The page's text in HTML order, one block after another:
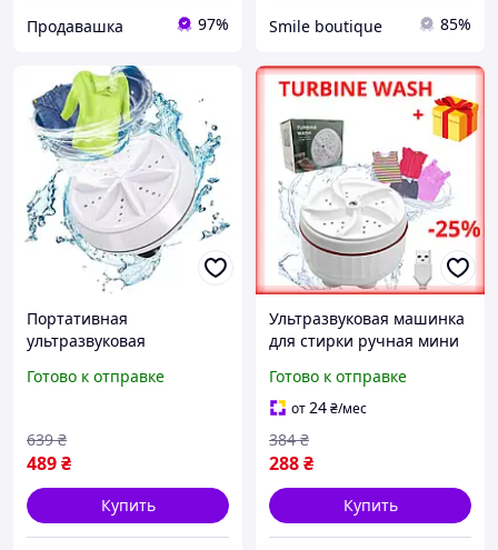
Продавашка 97% Smile boutique 85%
Портативная
ультразвуковая
USB 6Вт на 1кг белая /
стирки в дороге
Готово к отправке
489₴
639 ₴
Купить
Ультразвуковая машинка
для стирки ручная мини
для дачи компактная
стиралка для обуви DFWH
Готово к отправке
от24₴/мес
288₴
384 ₴
Купить